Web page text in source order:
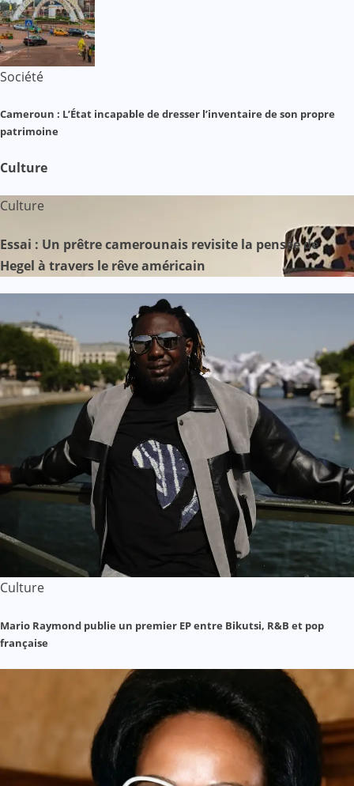
Société
Cameroun : L’État incapable de dresser l’inventaire de son propre
patrimoine
Culture
Culture
Essai : Un prêtre camerounais revisite la pensée de
Hegel à travers le rêve américain
Culture
Mario Raymond publie un premier EP entre Bikutsi, R&B et pop
française